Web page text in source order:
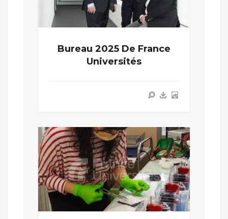
Bureau 2025 De France
Universités